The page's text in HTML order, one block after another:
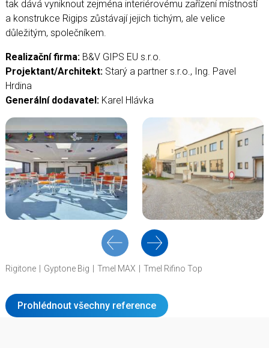
tak dává vyniknout zejména interiérovému zařízení místností
a konstrukce Rigips zůstávají jejich tichým, ale velice
důležitým, společníkem.
Realizační firma: B&V GIPS EU s.r.o.
Projektant/Architekt: Starý a partner s.r.o., Ing. Pavel
Hrdina
Generální dodavatel: Karel Hlávka
Rigitone Gyptone Big Tmel MAX Tmel Rifino Top
Prohlédnout všechny reference